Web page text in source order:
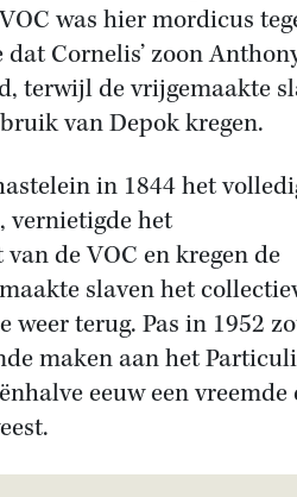
was hier mordicus
Cornelis’ zoon
terwijl de vrijgemaakte
van Depok kregen.
in 1844 het
vernietigde het
de VOC en kregen de
slaven het
terug. Pas in 1952
maken aan het
eeuw een vreemde